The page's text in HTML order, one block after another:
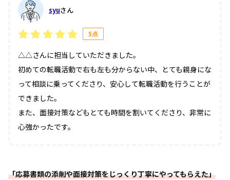
syuさん
5点
△△さんに担当していただきました。
初めての転職活動で右も左も分からない中、とても親身にな
って相談に乗ってくださり、安心して転職活動を行うことが
できました。
また、面接対策などもとても時間を割いてくださり、非常に
心強かったです。
「応募書類の添削や面接対策をじっくり丁寧にやってもらえた」